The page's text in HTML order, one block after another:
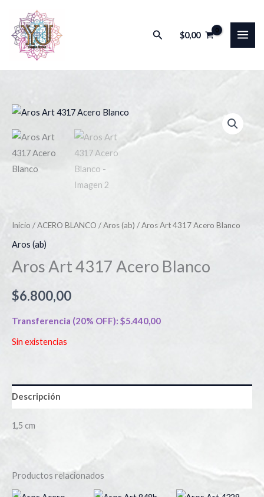
contenido
Buscar
$0,00
Inicio /ACERO BLANCO /Aros (ab) / Aros Art 4317 Acero Blanco
Aros (ab)
Aros Art 4317 Acero Blanco
$6.800,00
Transferencia (20% OFF): $5.440,00
Sin existencias
Descripción
1,5 cm
Productos relacionados